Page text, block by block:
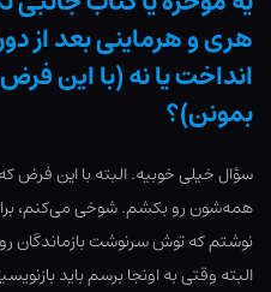
هری و هرماینی بعد از
انداخت یا نه (با این
بمونن)؟
سؤال خیلی خوبیه. البته با این فرض
همه‌شون رو بکشم. شوخی می‌کنم،
نوشتم که توش سرنوشت بازماندگان
البته وقتی به اونجا برسم باید